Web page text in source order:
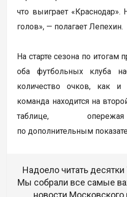
что выиграет
голов», — полагает Лепехин.
На старте сезона по
оба футбольных клуба
количество очков, как и
команда находится на
таблице,
по дополнительным
Надоело читать
Мы собрали все самые
новости Московского